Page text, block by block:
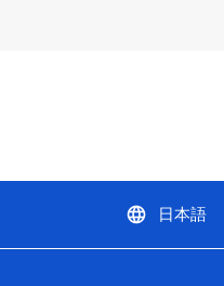
language 日本語